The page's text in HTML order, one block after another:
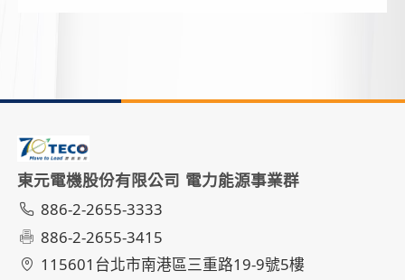
東元電機股份有限公司 電力能源事業群
886-2-2655-3333
886-2-2655-3415
115601台北市南港區三重路19-9號5樓